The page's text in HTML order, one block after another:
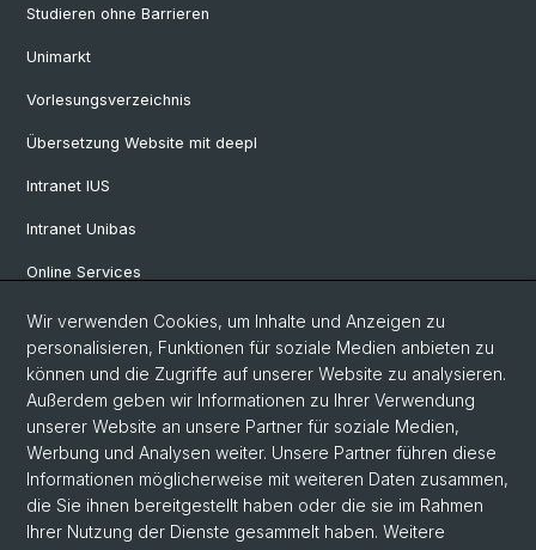
Studieren ohne Barrieren
Unimarkt
Vorlesungsverzeichnis
Übersetzung Website mit deepl
Intranet IUS
Intranet Unibas
Online Services
Social Media
Instagram
LinkedIn
Wir verwenden Cookies, um Inhalte und Anzeigen zu
personalisieren, Funktionen für soziale Medien anbieten zu
können und die Zugriffe auf unserer Website zu analysieren.
Außerdem geben wir Informationen zu Ihrer Verwendung
unserer Website an unsere Partner für soziale Medien,
Werbung und Analysen weiter. Unsere Partner führen diese
Informationen möglicherweise mit weiteren Daten zusammen,
die Sie ihnen bereitgestellt haben oder die sie im Rahmen
Ihrer Nutzung der Dienste gesammelt haben. Weitere